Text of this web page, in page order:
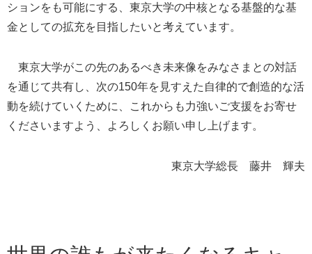
ションをも可能にする、東京大学の中核となる基盤的な基
金としての拡充を目指したいと考えています。
東京大学がこの先のあるべき未来像をみなさまとの対話
を通じて共有し、次の150年を見すえた自律的で創造的な活
動を続けていくために、これからも力強いご支援をお寄せ
くださいますよう、よろしくお願い申し上げます。
東京大学総長 藤井 輝夫